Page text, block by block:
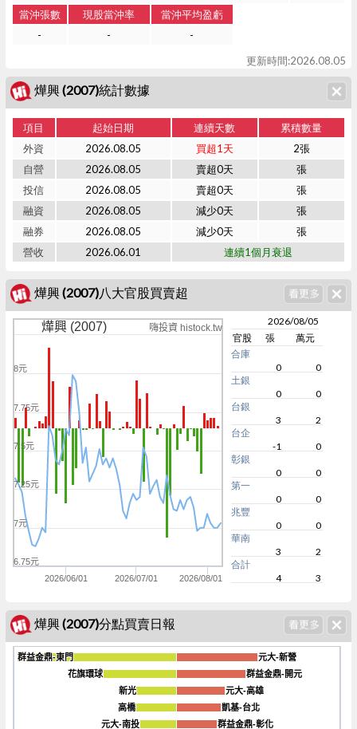
當沖張數 現股當沖率
當沖平均盈虧
-
-
-
更新時間:2026.08.05
燁興 (2007)統計數據
項目 起始日期 連續天數
累積數量
外資
2026.08.05 買超1天
2張
自營
2026.08.05 賣超0天
張
投信
2026.08.05 賣超0天
張
融資
2026.08.05 減少0天
張
融券
2026.08.05 減少0天
張
營收
2026.06.01 連續1個月衰退
燁興 (2007)八大官股買賣超
燁興 (2007) 嗨投資 histock.tw
2026/06/01 2026/07/01 2026/08/01
6.75元
7元
7.25元
7.5元
7.75元
8元
-200
2026/08/05
官股
張
萬元
合庫
0
0
土銀
0
0
台銀
3
2
台企
-1
0
彰銀
0
0
第一
0
0
兆豐
0
0
華南
3
2
合計
4
3
燁興 (2007)分點買賣日報
元大-新營
元大-新營
群益金鼎-開元
群益金鼎-開元
元大-高雄
元大-高雄
凱基-台北
凱基-台北
群益金鼎-彰化
群益金鼎-彰化
群益金鼎-東門
群益金鼎-東門
花旗環球
花旗環球
新光
新光
高橋
高橋
元大-南投
元大-南投